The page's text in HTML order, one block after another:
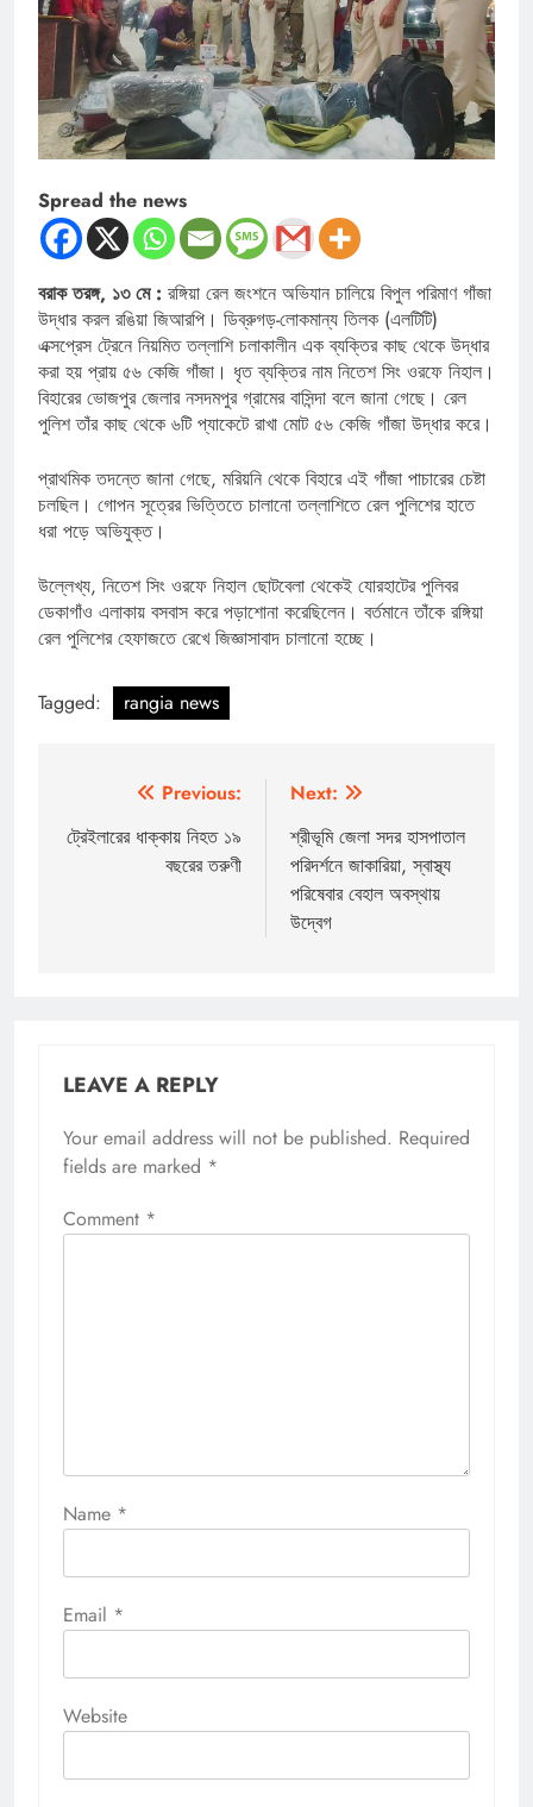
Spread the news
বরাক তরঙ্গ, ১৩ মে : রঙ্গিয়া রেল জংশনে অভিযান চালিয়ে বিপুল পরিমাণ গাঁজা
উদ্ধার করল রঙিয়া জিআরপি। ডিব্রুগড়-লোকমান্য তিলক (এলটিটি)
এক্সপ্রেস ট্রেনে নিয়মিত তল্লাশি চলাকালীন এক ব্যক্তির কাছ থেকে উদ্ধার
করা হয় প্রায় ৫৬ কেজি গাঁজা। ধৃত ব্যক্তির নাম নিতেশ সিং ওরফে নিহাল।
বিহারের ভোজপুর জেলার নসদমপুর গ্রামের বাসিন্দা বলে জানা গেছে। রেল
পুলিশ তাঁর কাছ থেকে ৬টি প্যাকেটে রাখা মোট ৫৬ কেজি গাঁজা উদ্ধার করে।
প্রাথমিক তদন্তে জানা গেছে, মরিয়নি থেকে বিহারে এই গাঁজা পাচারের চেষ্টা
চলছিল। গোপন সূত্রের ভিত্তিতে চালানো তল্লাশিতে রেল পুলিশের হাতে
ধরা পড়ে অভিযুক্ত।
উল্লেখ্য, নিতেশ সিং ওরফে নিহাল ছোটবেলা থেকেই যোরহাটের পুলিবর
ডেকাগাঁও এলাকায় বসবাস করে পড়াশোনা করেছিলেন। বর্তমানে তাঁকে রঙ্গিয়া
রেল পুলিশের হেফাজতে রেখে জিজ্ঞাসাবাদ চালানো হচ্ছে।
Tagged: rangia news
navigation
Previous:
ট্রেইলারের ধাক্কায় নিহত ১৯
বছরের তরুণী
Next:
শ্রীভূমি জেলা সদর হাসপাতাল
পরিদর্শনে জাকারিয়া, স্বাস্থ্য
পরিষেবার বেহাল অবস্থায়
উদ্বেগ
LEAVE A REPLY
Your email address will not be published. Required
fields are marked *
Comment *
Name *
Email *
Website